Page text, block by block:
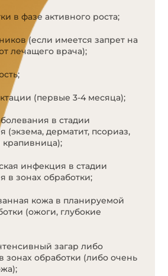
в фазе активного роста;
(если имеется запрет на
лечащего врача);
(первые 3-4 месяца);
в стадии
(экзема, дерматит, псориаз,
крапивница);
инфекция в стадии
в зонах обработки;
кожа в планируемой
(ожоги, глубокие
загар либо
зонах обработки (либо очень